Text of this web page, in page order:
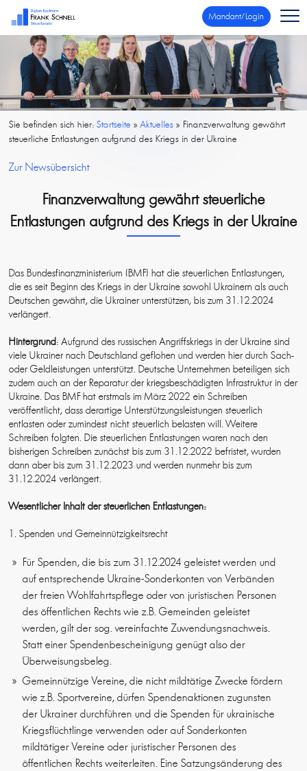
Mandant/Login
Sie befinden sich hier:Startseite »Aktuelles »Finanzverwaltung gewährt
steuerliche Entlastungen aufgrund des Kriegs in der Ukraine
Zur Newsübersicht
Finanzverwaltung gewährt steuerliche
Entlastungen aufgrund des Kriegs in der Ukraine
Das Bundesfinanzministerium (BMF) hat die steuerlichen Entlastungen,
die es seit Beginn des Kriegs in der Ukraine sowohl Ukrainern als auch
Deutschen gewährt, die Ukrainer unterstützen, bis zum 31.12.2024
verlängert.
Hintergrund: Aufgrund des russischen Angriffskriegs in der Ukraine sind
viele Ukrainer nach Deutschland geflohen und werden hier durch Sach-
oder Geldleistungen unterstützt. Deutsche Unternehmen beteiligen sich
zudem auch an der Reparatur der kriegsbeschädigten Infrastruktur in der
Ukraine. Das BMF hat erstmals im März 2022 ein Schreiben
veröffentlicht, dass derartige Unterstützungsleistungen steuerlich
entlasten oder zumindest nicht steuerlich belasten will. Weitere
Schreiben folgten. Die steuerlichen Entlastungen waren nach den
bisherigen Schreiben zunächst bis zum 31.12.2022 befristet, wurden
dann aber bis zum 31.12.2023 und werden nunmehr bis zum
31.12.2024 verlängert.
Wesentlicher Inhalt der steuerlichen Entlastungen:
1. Spenden und Gemeinnützigkeitsrecht
Für Spenden, die bis zum 31.12.2024 geleistet werden und
auf entsprechende Ukraine-Sonderkonten von Verbänden
der freien Wohlfahrtspflege oder von juristischen Personen
des öffentlichen Rechts wie z.B. Gemeinden geleistet
werden, gilt der sog. vereinfachte Zuwendungsnachweis.
Statt einer Spendenbescheinigung genügt also der
Überweisungsbeleg.
Gemeinnützige Vereine, die nicht mildtätige Zwecke fördern
wie z.B. Sportvereine, dürfen Spendenaktionen zugunsten
der Ukrainer durchführen und die Spenden für ukrainische
Kriegsflüchtlinge verwenden oder auf Sonderkonten
mildtätiger Vereine oder juristischer Personen des
öffentlichen Rechts weiterleiten. Eine Satzungsänderung des